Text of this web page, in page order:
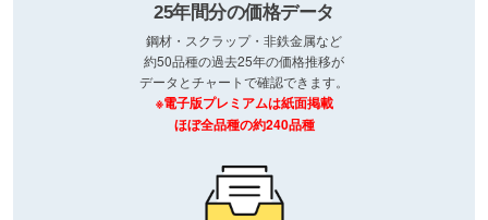
25年間分の価格データ
鋼材・スクラップ・非鉄金属など
約50品種の過去25年の価格推移が
データとチャートで確認できます。
※電子版プレミアムは紙面掲載
ほぼ全品種の約240品種